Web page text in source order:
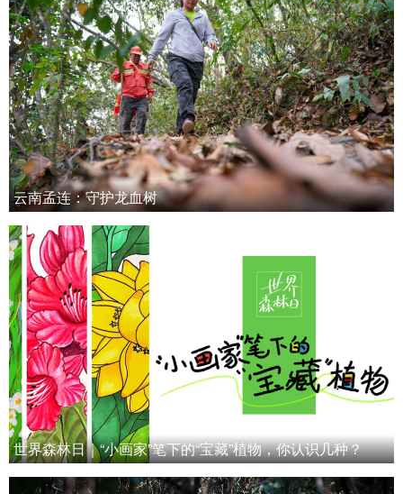
云南孟连：守护龙血树
世界森林日｜“小画家”笔下的“宝藏”植物，你认识几种？